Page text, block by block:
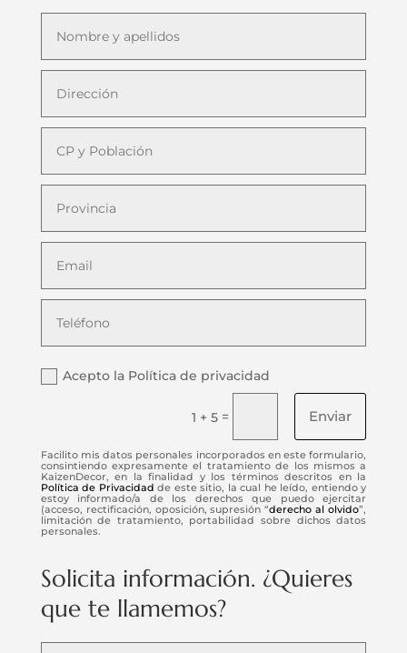
Acepto la Política de privacidad
1 + 5 = Enviar
Facilito mis datos personales incorporados en este formulario,
consintiendo expresamente el tratamiento de los mismos a
KaizenDecor, en la finalidad y los términos descritos en la
Política de Privacidad de este sitio, la cual he leído, entiendo y
estoy informado/a de los derechos que puedo ejercitar
(acceso, rectificación, oposición, supresión “derecho al olvido”,
limitación de tratamiento, portabilidad sobre dichos datos
personales.
Solicita información. ¿Quieres
que te llamemos?